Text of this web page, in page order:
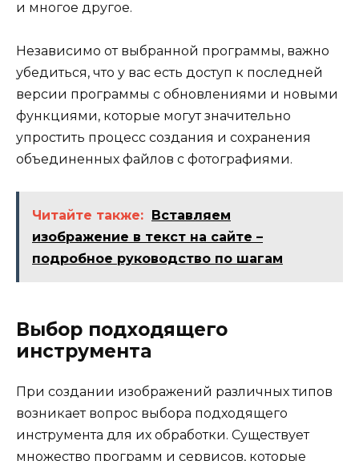
и многое другое.
Независимо от выбранной программы, важно
убедиться, что у вас есть доступ к последней
версии программы с обновлениями и новыми
функциями, которые могут значительно
упростить процесс создания и сохранения
объединенных файлов с фотографиями.
Читайте также: Вставляем
изображение в текст на сайте –
подробное руководство по шагам
Выбор подходящего
инструмента
При создании изображений различных типов
возникает вопрос выбора подходящего
инструмента для их обработки. Существует
множество программ и сервисов, которые